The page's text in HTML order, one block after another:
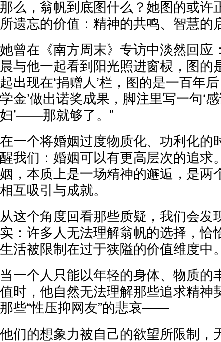
那么，翁帆到底图什么？她图的或许
所遗忘的价值：精神的共鸣、智慧的
她曾在《南方周末》专访中淡然回应
晨与他一起看到阳光照进窗棂，图的
起出现在‘捐赠人’栏，图的是一百年
学金’做出诺奖成果，脚注里写一句‘
妇’——那就够了。”
在一个将婚姻过度物质化、功利化的
醒我们：婚姻可以有更高层次的追求
姻，本质上是一场精神的邂逅，是两
相互吸引与成就。
从这个角度回看那些质疑，我们会发
实：许多人无法理解翁帆的选择，恰
生活被限制在过于狭隘的价值维度中
当一个人只能以年轻的身体、物质的
值时，他自然无法理解那些追求精神
那些“性压抑网友”的悲哀——
他们的想象力被自己的欲望所限制，